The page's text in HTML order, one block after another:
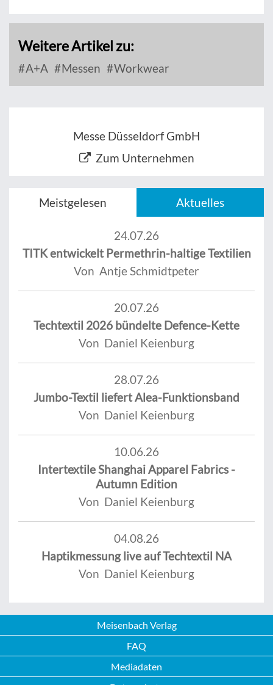
Weitere Artikel zu:
A+A Messen Workwear
Messe Düsseldorf GmbH
Zum Unternehmen
Meistgelesen Aktuelles
24.07.26
TITK entwickelt Permethrin-haltige Textilien
Von Antje Schmidtpeter
20.07.26
Techtextil 2026 bündelte Defence-Kette
Von Daniel Keienburg
28.07.26
Jumbo-Textil liefert Alea-Funktionsband
Von Daniel Keienburg
10.06.26
Intertextile Shanghai Apparel Fabrics -
Autumn Edition
Von Daniel Keienburg
04.08.26
Haptikmessung live auf Techtextil NA
Von Daniel Keienburg
Meisenbach Verlag
FAQ
Mediadaten